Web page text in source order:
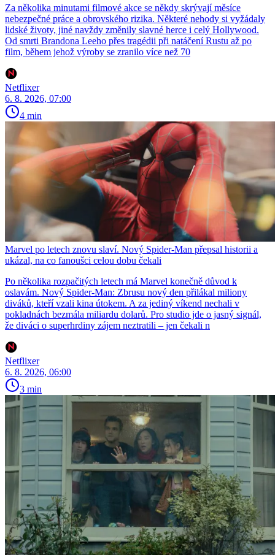
Za několika minutami filmové akce se někdy skrývají měsíce
nebezpečné práce a obrovského rizika. Některé nehody si vyžádaly
lidské životy, jiné navždy změnily slavné herce i celý Hollywood.
Od smrti Brandona Leeho přes tragédii při natáčení Rustu až po
film, během jehož výroby se zranilo více než 70
Netflixer
6. 8. 2026, 07:00
4 min
Marvel po letech znovu slaví. Nový Spider-Man přepsal historii a
ukázal, na co fanoušci celou dobu čekali
Po několika rozpačitých letech má Marvel konečně důvod k
oslavám. Nový Spider-Man: Zbrusu nový den přilákal miliony
diváků, kteří vzali kina útokem. A za jediný víkend nechali v
pokladnách bezmála miliardu dolarů. Pro studio jde o jasný signál,
že diváci o superhrdiny zájem neztratili – jen čekali n
Netflixer
6. 8. 2026, 06:00
3 min